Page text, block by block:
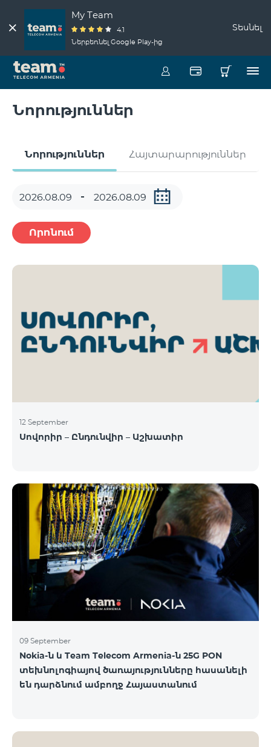
My Team
4.1
Ներբեռնել Google Play-ից
Տեսնել
Նորություններ
Նորություններ Հայտարարություններ
Որոնում
12 September
Սովորիր – Ընդունվիր – Աշխատիր
09 September
Nokia-ն և Team Telecom Armenia-ն 25G PON
տեխնոլոգիայով ծառայությունները հասանելի
են դարձնում ամբողջ Հայաստանում